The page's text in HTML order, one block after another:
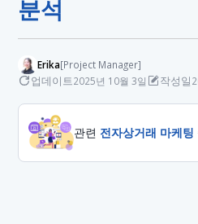
분석
Erika[Project Manager]
업데이트2025년 10월 3일 작성일
관련 전자상거래 마케팅